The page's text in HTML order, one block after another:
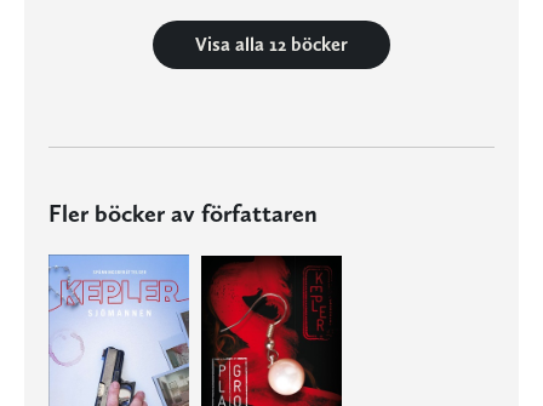
Visa alla 12 böcker
Fler böcker av författaren